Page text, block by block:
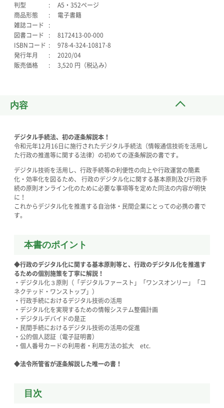
判型
A5・352ページ
商品形態
電子書籍
雑誌コード
図書コード
8172413-00-000
ISBNコード
978-4-324-10817-8
発行年月
2020/04
販売価格
3,520 円（税込み）
内容
デジタル手続法、初の逐条解説本！
令和元年12月16日に施行されたデジタル手続法（情報通信技術を活用し
た行政の推進等に関する法律）の初めての逐条解説の書です。
デジタル技術を活用し、行政手続等の利便性の向上や行政運営の簡素
化・効率化を図るため、 行政のデジタル化に関する基本原則及び行政手
続の原則オンライン化のために必要な事項等を定めた同法の内容が明快
に！
これからデジタル化を推進する自治体・民間企業にとっての必携の書で
す。
本書のポイント
◆行政のデジタル化に関する基本原則等と、行政のデジタル化を推進す
るための個別施策を丁寧に解説！
・デジタル化３原則（「デジタルファースト」「ワンスオンリー」「コ
ネクテッド・ワンストップ」）
・行政手続におけるデジタル技術の活用
・デジタル化を実現するための情報システム整備計画
・デジタルデバイドの是正
・民間手続におけるデジタル技術の活用の促進
・公的個人認証（電子証明書）
・個人番号カードの利用者・利用方法の拡大 etc.
◆法令所管省が逐条解説した唯一の書！
目次